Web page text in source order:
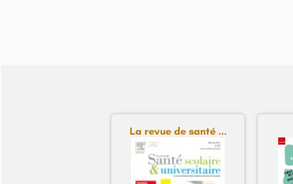
La revue de santé ...